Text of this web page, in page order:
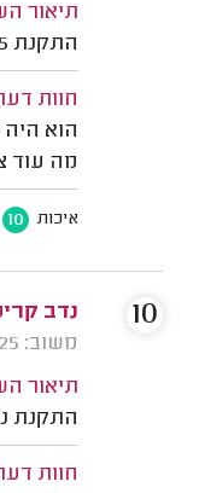
תיאור
התקנת 5 נקודות רשת ונתב.
חוות
הוא היה
מה עוד
איכות 10
נדב
משוב: 21/08/2025
תיאור
התקנת
חוות
10